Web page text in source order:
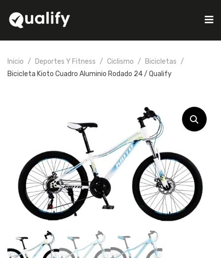
Inicio Deportes Y Fitness Ciclismo
Bicicletas
Bicicleta Kioto Cuadro Aluminio Rodado 24 / Qualify